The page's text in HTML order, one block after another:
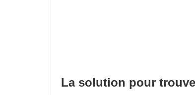
La solution pour